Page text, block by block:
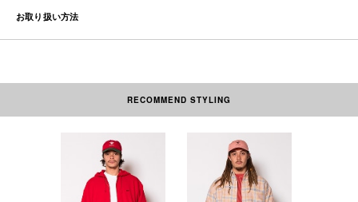
お取り扱い方法
RECOMMEND STYLING